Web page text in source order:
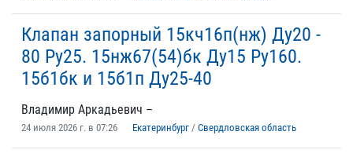
Клапан запорный 15кч16п(нж) Ду20 -
80 Ру25. 15нж67(54)бк Ду15 Ру160.
15б1бк и 15б1п Ду25-40
Владимир Аркадьевич –
24 июля 2026 г. в 07:26 Екатеринбург / Свердловская область